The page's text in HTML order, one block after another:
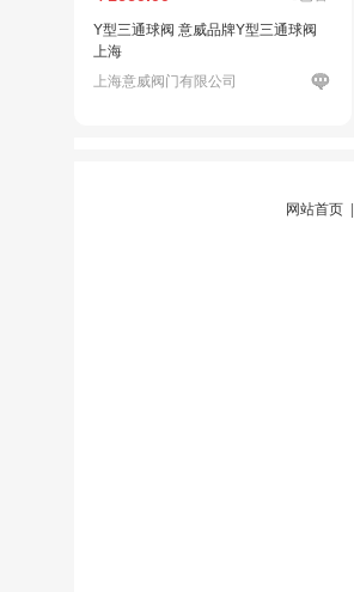
Y型三通球阀 意威品牌Y型三通球阀
上海
上海意威阀门有限公司
网站首页|